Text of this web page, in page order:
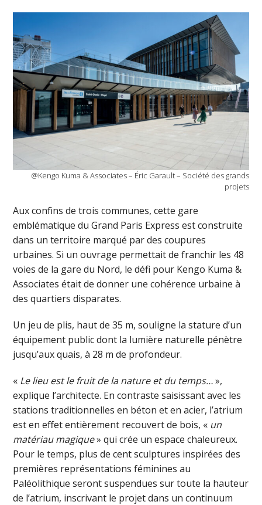
@Kengo Kuma & Associates – Éric Garault – Société des grands
projets
Aux confins de trois communes, cette gare
emblématique du Grand Paris Express est construite
dans un territoire marqué par des coupures
urbaines. Si un ouvrage permettait de franchir les 48
voies de la gare du Nord, le défi pour Kengo Kuma &
Associates était de donner une cohérence urbaine à
des quartiers disparates.
Un jeu de plis, haut de 35 m, souligne la stature d’un
équipement public dont la lumière naturelle pénètre
jusqu’aux quais, à 28 m de profondeur.
« Le lieu est le fruit de la nature et du temps…»,
explique l’architecte. En contraste saisissant avec les
stations traditionnelles en béton et en acier, l’atrium
est en effet entièrement recouvert de bois, « un
matériau magique» qui crée un espace chaleureux.
Pour le temps, plus de cent sculptures inspirées des
premières représentations féminines au
Paléolithique seront suspendues sur toute la hauteur
de l’atrium, inscrivant le projet dans un continuum